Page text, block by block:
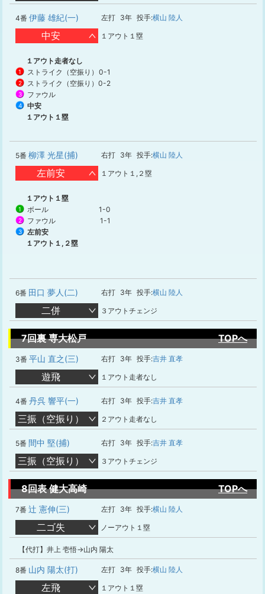
4番 伊藤 雄紀(一) 左打 3年 投手:横山 陸人
中安 １アウト１塁
１アウト走者なし
1 ストライク（空振り） 0-1
2 ストライク（空振り） 0-2
3 ファウル
4
中安
１アウト１塁
5番 柳澤 光星(捕) 右打 3年 投手:横山 陸人
左前安 １アウト１,２塁
１アウト１塁
1 ボール 1-0
2 ファウル 1-1
3
左前安
１アウト１,２塁
6番 田口 夢人(二) 右打 3年 投手:横山 陸人
二併 ３アウトチェンジ
7回裏 専大松戸 TOPへ
3番 平山 直之(三) 右打 3年 投手:吉井 直孝
遊飛 １アウト走者なし
4番 丹呉 響平(一) 右打 3年 投手:吉井 直孝
三振（空振り） ２アウト走者なし
5番 間中 堅(捕) 右打 3年 投手:吉井 直孝
三振（空振り） ３アウトチェンジ
8回表 健大高崎 TOPへ
7番 辻 憲伸(三) 左打 3年 投手:横山 陸人
二ゴ失 ノーアウト１塁
【代打】井上 壱悟→山内 陽太
8番 山内 陽太(打) 左打 3年 投手:横山 陸人
左飛 １アウト１塁